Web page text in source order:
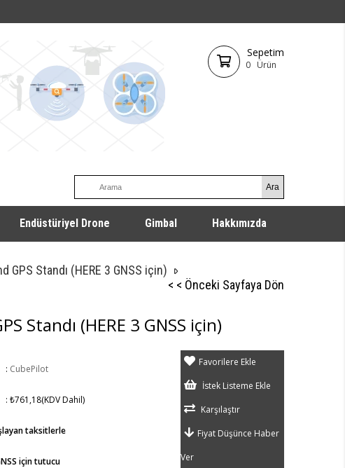
Sepetim
0 Ürün
Endüstüriyel Drone Gimbal Hakkımızda
GPS Standı (HERE 3 GNSS için)
< < Önceki Sayfaya Dön
Standı (HERE 3 GNSS için)
: CubePilot
: ₺761,18(KDV Dahil)
taksitlerle
için tutucu
Favorilere Ekle
İstek Listeme Ekle
Karşılaştır
Fiyat Düşünce Haber
Ver